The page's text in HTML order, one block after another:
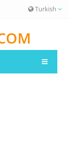
Turkish